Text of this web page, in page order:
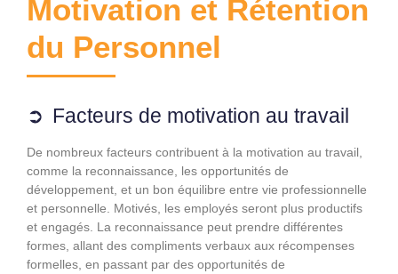
Motivation et Rétention
du Personnel
Facteurs de motivation au travail
De nombreux facteurs contribuent à la motivation au travail,
comme la reconnaissance, les opportunités de
développement, et un bon équilibre entre vie professionnelle
et personnelle. Motivés, les employés seront plus productifs
et engagés. La reconnaissance peut prendre différentes
formes, allant des compliments verbaux aux récompenses
formelles, en passant par des opportunités de